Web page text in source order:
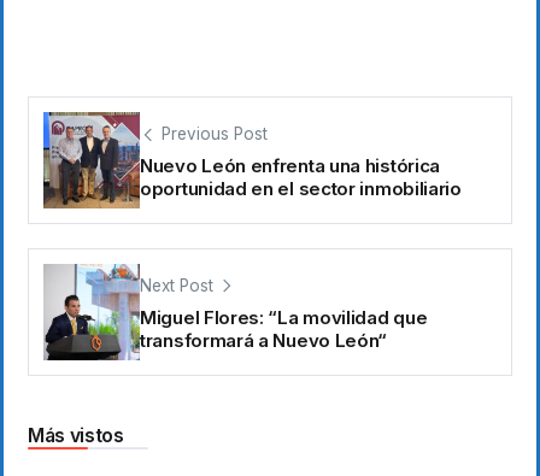
Previous Post
Nuevo León enfrenta una histórica
oportunidad en el sector inmobiliario
Next Post
Miguel Flores: “La movilidad que
transformará a Nuevo León“
Más vistos